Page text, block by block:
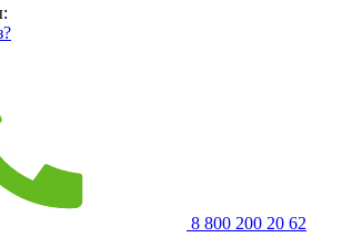
8 800 200 20 62